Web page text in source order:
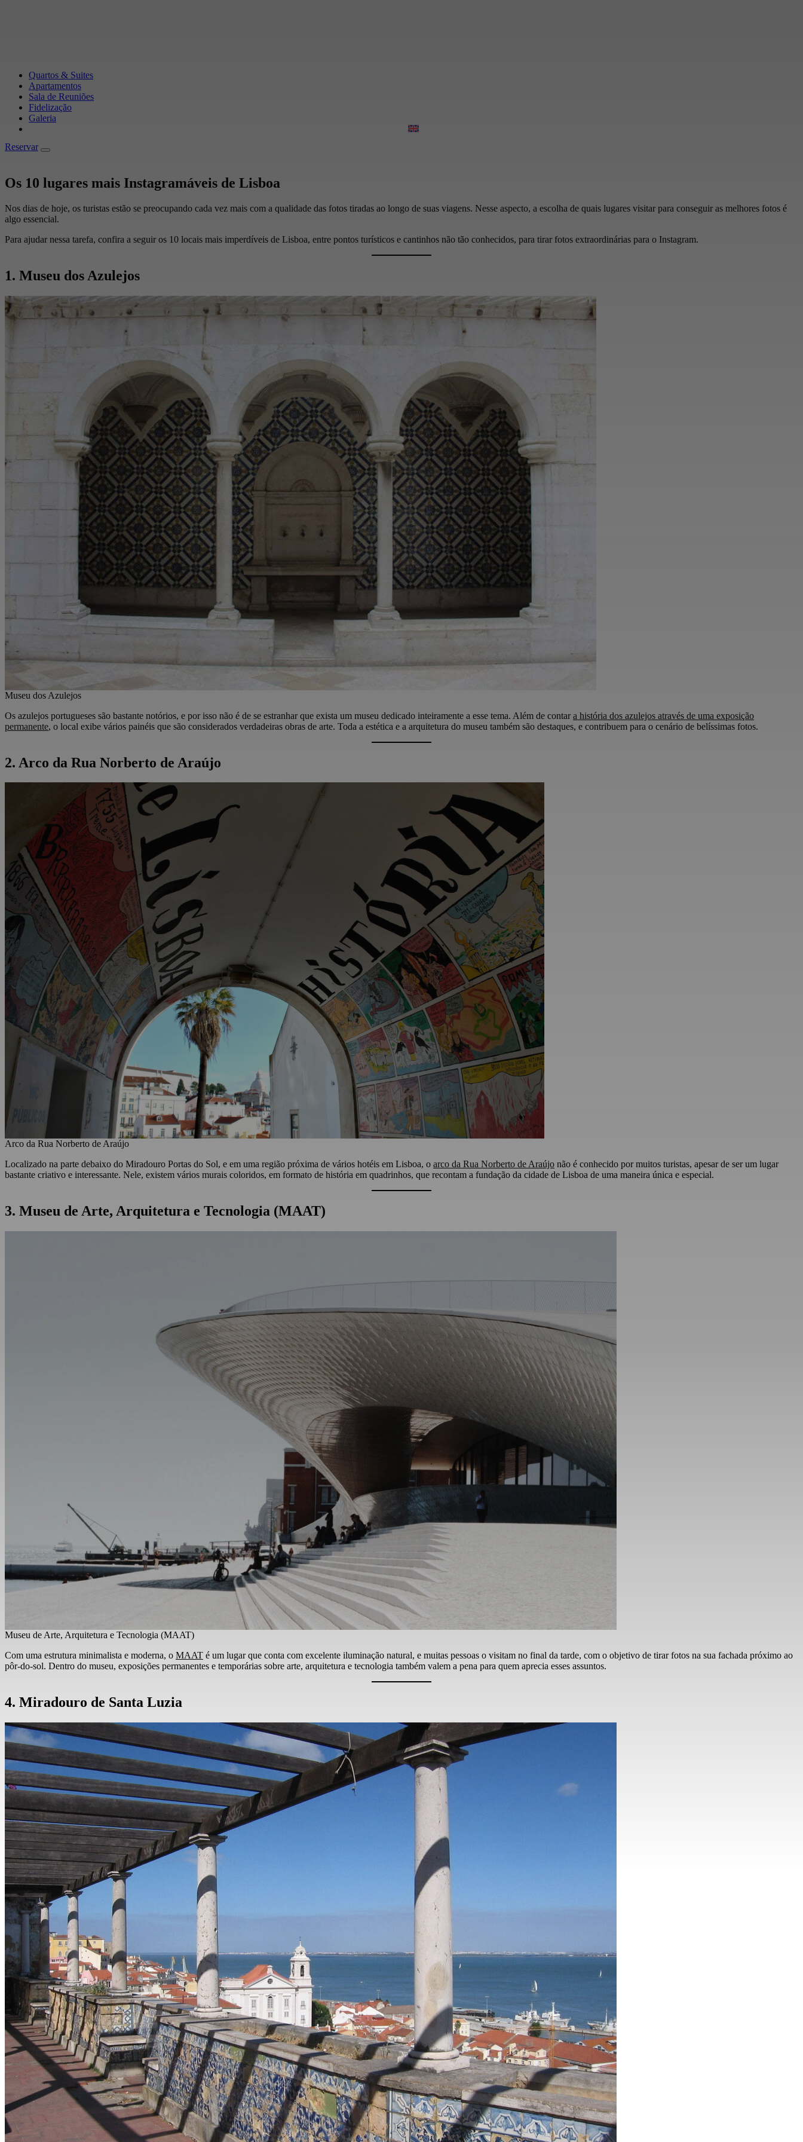
Quartos & Suites
Apartamentos
Sala de Reuniões
Fidelização
Galeria
Reservar
Os 10 lugares mais Instagramáveis de Lisboa
Nos dias de hoje, os turistas estão se preocupando cada vez mais com a qualidade das fotos tiradas ao longo de suas viagens. Nesse aspecto, a escolha de quais lugares visitar para conseguir as melhores fotos é
algo essencial.
Para ajudar nessa tarefa, confira a seguir os 10 locais mais imperdíveis de Lisboa, entre pontos turísticos e cantinhos não tão conhecidos, para tirar fotos extraordinárias para o Instagram.
1. Museu dos Azulejos
Museu dos Azulejos
Os azulejos portugueses são bastante notórios, e por isso não é de se estranhar que exista um museu dedicado inteiramente a esse tema. Além de contar a história dos azulejos através de uma exposição
permanente, o local exibe vários painéis que são considerados verdadeiras obras de arte. Toda a estética e a arquitetura do museu também são destaques, e contribuem para o cenário de belíssimas fotos.
2. Arco da Rua Norberto de Araújo
Arco da Rua Norberto de Araújo
Localizado na parte debaixo do Miradouro Portas do Sol, e em uma região próxima de vários hotéis em Lisboa, o arco da Rua Norberto de Araújo não é conhecido por muitos turistas, apesar de ser um lugar
bastante criativo e interessante. Nele, existem vários murais coloridos, em formato de história em quadrinhos, que recontam a fundação da cidade de Lisboa de uma maneira única e especial.
3. Museu de Arte, Arquitetura e Tecnologia (MAAT)
Museu de Arte, Arquitetura e Tecnologia (MAAT)
Com uma estrutura minimalista e moderna, o MAAT é um lugar que conta com excelente iluminação natural, e muitas pessoas o visitam no final da tarde, com o objetivo de tirar fotos na sua fachada próximo ao
pôr-do-sol. Dentro do museu, exposições permanentes e temporárias sobre arte, arquitetura e tecnologia também valem a pena para quem aprecia esses assuntos.
4. Miradouro de Santa Luzia